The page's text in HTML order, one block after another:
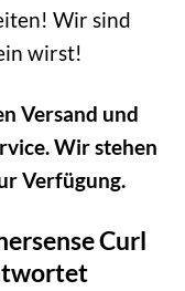
Wir sind
wirst!
Versand und
Wir stehen
Verfügung.
Curl